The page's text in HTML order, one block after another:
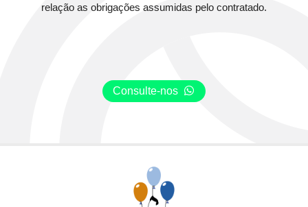
relação as obrigações assumidas pelo contratado.
Consulte-nos